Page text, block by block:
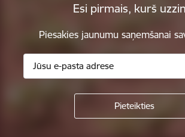
Esi pirmais, kurš
Piesakies jaunumu saņemšanai